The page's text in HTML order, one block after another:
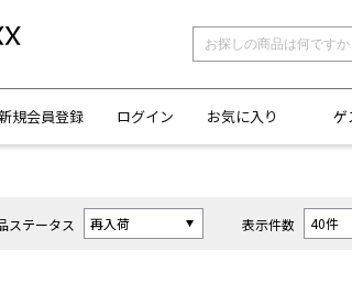
規会員登録 ログイン お気に入り
ステータス 表示件数